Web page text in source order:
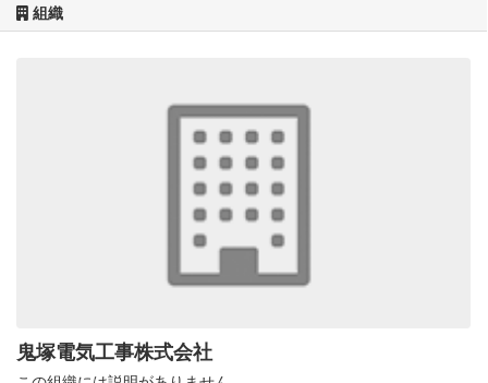
組織
鬼塚電気工事株式会社